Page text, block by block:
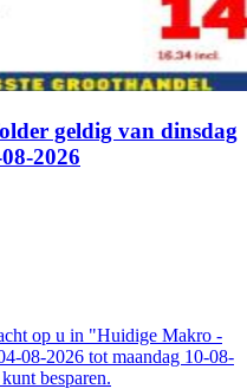
geldig van dinsdag
2026
op u in "Huidige Makro -
08-2026 tot maandag 10-08-
besparen.